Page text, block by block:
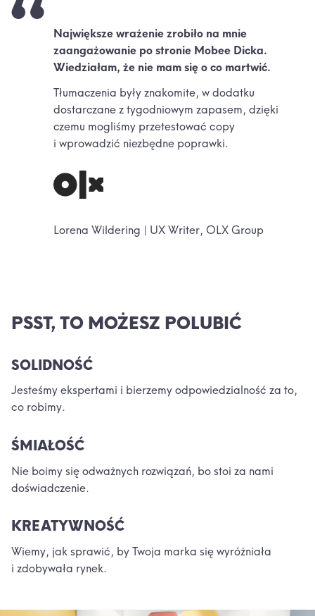
Największe wrażenie zrobiło na mnie
zaangażowanie po stronie Mobee Dicka.
Wiedziałam, że nie mam się o co martwić.
Tłumaczenia były znakomite, w dodatku
dostarczane z tygodniowym zapasem, dzięki
czemu mogliśmy przetestować copy
i wprowadzić niezbędne poprawki.
Lorena Wildering | UX Writer, OLX Group
PSST, TO MOŻESZ POLUBIĆ
SOLIDNOŚĆ
Jesteśmy ekspertami i bierzemy odpowiedzialność za to,
co robimy.
ŚMIAŁOŚĆ
Nie boimy się odważnych rozwiązań, bo stoi za nami
doświadczenie.
KREATYWNOŚĆ
Wiemy, jak sprawić, by Twoja marka się wyróżniała
i zdobywała rynek.